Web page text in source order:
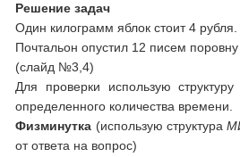
Решение задач
Один килограмм яблок стоит 4 рубля.
Почтальон опустил 12 писем
(слайд №3,4)
Для проверки использую структуру
определенного количества времени.
Физминутка (использую структура
от ответа на вопрос)